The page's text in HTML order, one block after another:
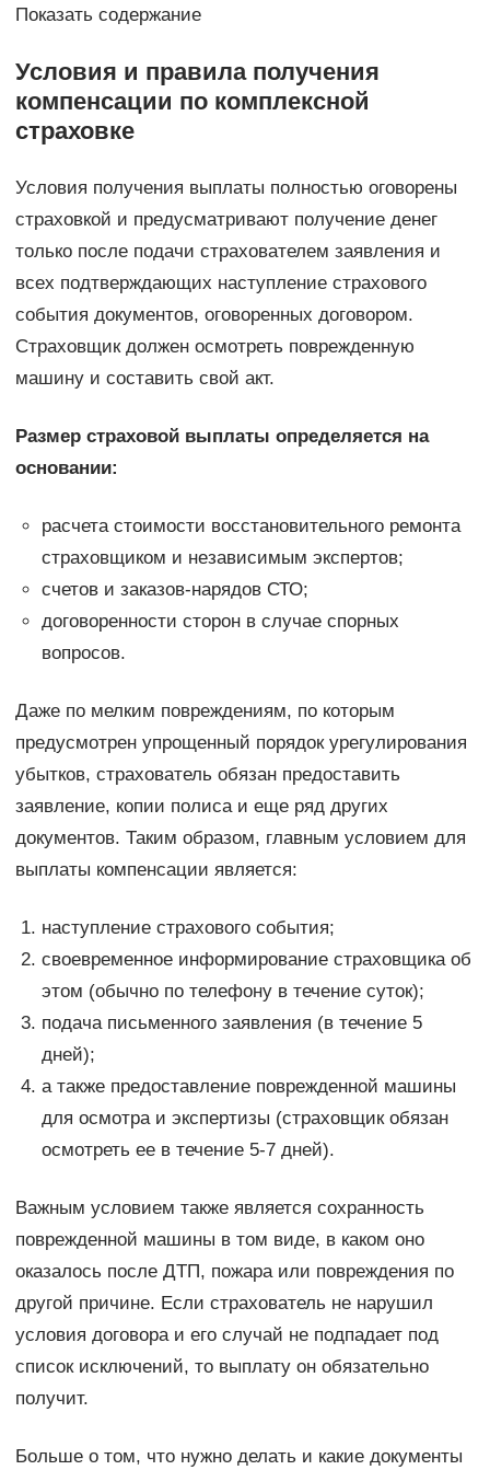
Показать содержание
Условия и правила получения
компенсации по комплексной
страховке
Условия получения выплаты полностью оговорены
страховкой и предусматривают получение денег
только после подачи страхователем заявления и
всех подтверждающих наступление страхового
события документов, оговоренных договором.
Страховщик должен осмотреть поврежденную
машину и составить свой акт.
Размер страховой выплаты определяется на
основании:
расчета стоимости восстановительного ремонта
страховщиком и независимым экспертов;
счетов и заказов-нарядов СТО;
договоренности сторон в случае спорных
вопросов.
Даже по мелким повреждениям, по которым
предусмотрен упрощенный порядок урегулирования
убытков, страхователь обязан предоставить
заявление, копии полиса и еще ряд других
документов. Таким образом, главным условием для
выплаты компенсации является:
наступление страхового события;
своевременное информирование страховщика об
этом (обычно по телефону в течение суток);
подача письменного заявления (в течение 5
дней);
а также предоставление поврежденной машины
для осмотра и экспертизы (страховщик обязан
осмотреть ее в течение 5-7 дней).
Важным условием также является сохранность
поврежденной машины в том виде, в каком оно
оказалось после ДТП, пожара или повреждения по
другой причине. Если страхователь не нарушил
условия договора и его случай не подпадает под
список исключений, то выплату он обязательно
получит.
Больше о том, что нужно делать и какие документы